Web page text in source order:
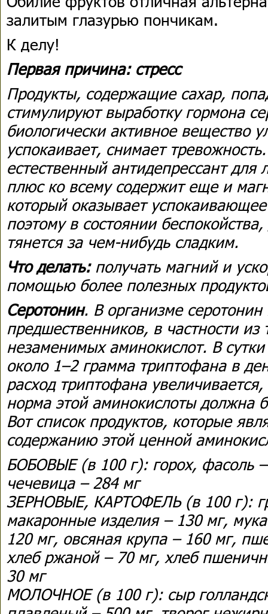
залитым глазурью пончикам.
К делу!
Первая причина: стресс
Продукты, содержащие сахар,
стимулируют выработку гормона
биологически активное вещество
успокаивает, снимает
естественный антидепрессант
плюс ко всему содержит еще и
который оказывает
поэтому в состоянии
тянется за чем-нибудь сладким.
Что делать:получать магний и
помощью более полезных
Серотонин. В организме
предшественников, в частности
незаменимых аминокислот. В
около 1–2 грамма триптофана в
расход триптофана
норма этой аминокислоты должна
Вот список продуктов, которые
содержанию этой ценной
БОБОВЫЕ (в 100 г): горох, фасоль
чечевица – 284 мг
ЗЕРНОВЫЕ, КАРТОФЕЛЬ (в 100 г):
макаронные изделия – 130 мг,
120 мг, овсяная крупа – 160 мг,
хлеб ржаной – 70 мг, хлеб
30 мг
МОЛОЧНОЕ (в 100 г): сыр